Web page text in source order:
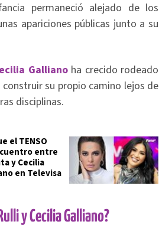
permaneció alejado de los
apariciones públicas junto a su
Gallianoha crecido rodeado
su propio camino lejos de
disciplinas.
el TENSO
entre
y Cecilia
en Televisa
y Cecilia Galliano?